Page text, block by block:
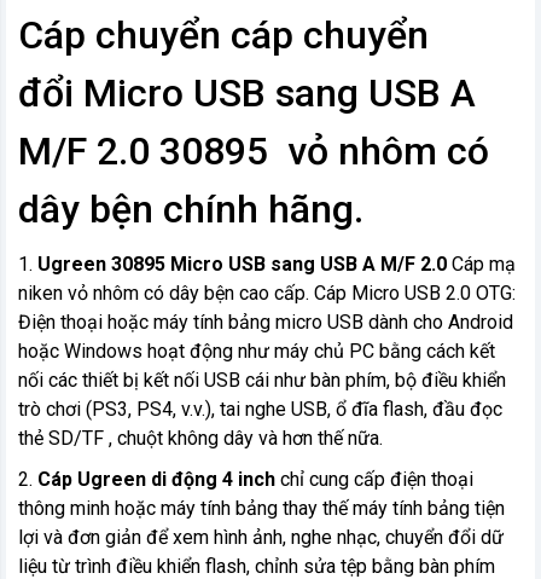
Cáp chuyển cáp chuyển
đổi Micro USB sang USB A
M/F 2.0 30895 vỏ nhôm có
dây bện chính hãng.
1. Ugreen 30895 Micro USB sang USB A M/F 2.0 Cáp mạ
niken vỏ nhôm có dây bện cao cấp. Cáp Micro USB 2.0 OTG:
Điện thoại hoặc máy tính bảng micro USB dành cho Android
hoặc Windows hoạt động như máy chủ PC bằng cách kết
nối các thiết bị kết nối USB cái như bàn phím, bộ điều khiển
trò chơi (PS3, PS4, v.v.), tai nghe USB, ổ đĩa flash, đầu đọc
thẻ SD/TF , chuột không dây và hơn thế nữa.
2. Cáp Ugreen di động 4 inch chỉ cung cấp điện thoại
thông minh hoặc máy tính bảng thay thế máy tính bảng tiện
lợi và đơn giản để xem hình ảnh, nghe nhạc, chuyển đổi dữ
liệu từ trình điều khiển flash, chỉnh sửa tệp bằng bàn phím